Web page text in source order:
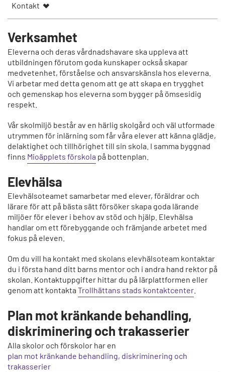
Kontakt
Verksamhet
Eleverna och deras vårdnadshavare ska uppleva att
utbildningen förutom goda kunskaper också skapar
medvetenhet, förståelse och ansvarskänsla hos eleverna.
Vi arbetar med detta genom att ge att skapa en trygghet
och gemenskap hos eleverna som bygger på ömsesidig
respekt.
Vår skolmiljö består av en härlig skolgård och väl utformade
utrymmen för inlärning som får våra elever att känna glädje,
delaktighet och tillhörighet till sin skola. I samma byggnad
finns Mioäpplets förskola på bottenplan.
Elevhälsa
Elevhälsoteamet samarbetar med elever, föräldrar och
lärare för att på bästa sätt försöker skapa goda lärande
miljöer för elever i behov av stöd och hjälp. Elevhälsa
handlar om ett förebyggande och främjande arbetet med
fokus på eleven.
Om du vill ha kontakt med skolans elevhälsoteam kontaktar
du i första hand ditt barns mentor och i andra hand rektor på
skolan. Kontaktuppgifter hittar du på lärplattformen eller
genom att kontakta Trollhättans stads kontaktcenter
Plan mot kränkande behandling,
diskriminering och trakasserier
Alla skolor och förskolor har en
plan mot kränkande behandling, diskriminering och
trakasserier